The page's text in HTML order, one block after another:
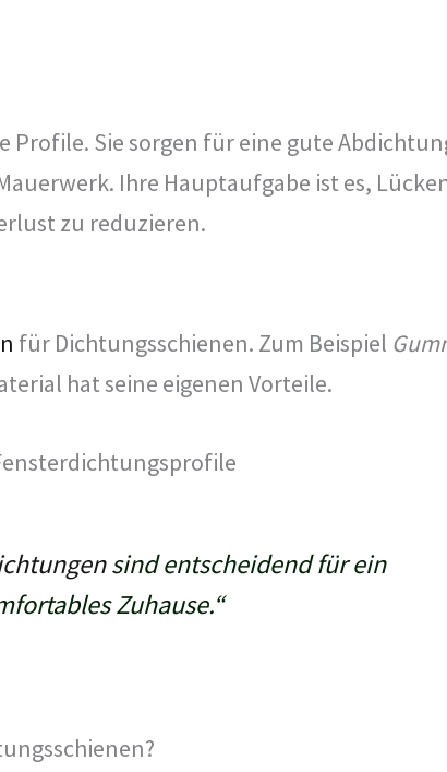
Profile. Sie sorgen für eine gute
Ihre Hauptaufgabe ist es,
zu reduzieren.
für Dichtungsschienen. Zum Beispiel
hat seine eigenen Vorteile.
sind entscheidend für ein
Zuhause.“